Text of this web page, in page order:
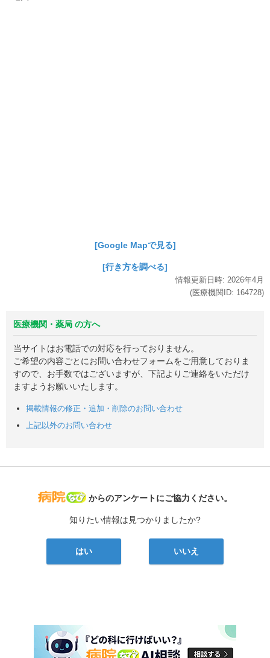
[Google Mapで見る]
[行き方を調べる]
情報更新日時: 2026年4月
(医療機関ID: 164728)
医療機関・薬局 の方へ
当サイトはお電話での対応を行っておりません。
ご希望の内容ごとにお問い合わせフォームをご用意しておりま
すので、お手数ではございますが、下記よりご連絡をいただけ
ますようお願いいたします。
掲載情報の修正・追加・削除のお問い合わせ
上記以外のお問い合わせ
病院なび
からのアンケートにご協力ください。
知りたい情報は見つかりましたか?
はい いいえ